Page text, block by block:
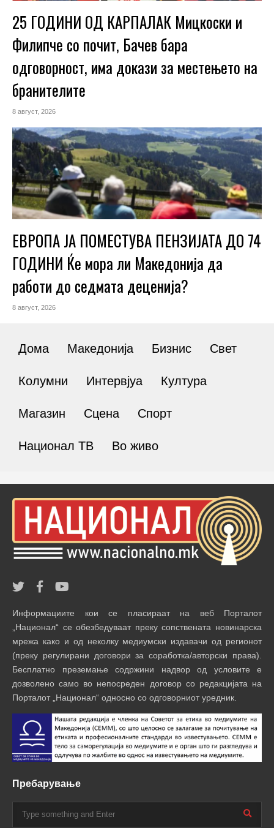
25 ГОДИНИ ОД КАРПАЛАК Мицкоски и
Филипче со почит, Бачев бара
одговорност, има докази за местењето на
бранителите
8 август, 2026
ЕВРОПА ЈА ПОМЕСТУВА ПЕНЗИЈАТА ДО 74
ГОДИНИ Ќе мора ли Македонија да
работи до седмата деценија?
8 август, 2026
Дома Македонија Бизнис Свет
Колумни Интервјуа Култура
Магазин Сцена Спорт
Национал ТВ Во живо
Информациите кои се пласираат на веб Порталот
„Национал“ се обезбедуваат преку сопствената новинарска
мрежа како и од неколку медиумски издавачи од регионот
(преку регулирани договори за соработка/авторски права).
Бесплатно преземање содржини надвор од условите е
дозволено само во непосреден договор со редакцијата на
Порталот „Национал“ односно со одговорниот уредник.
Пребарување